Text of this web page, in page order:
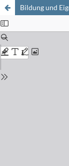
Bildung und